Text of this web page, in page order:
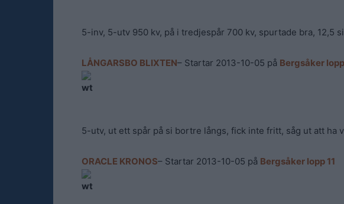
5-inv, 5-utv 950 kv, på i tredjespår 700 kv, spurtade bra, 12,5
LÅNGARSBO BLIXTEN– Startar 2013-10-05 på Bergsåker lopp
5-utv, ut ett spår på si bortre långs, fick inte fritt, såg ut att ha
ORACLE KRONOS– Startar 2013-10-05 på Bergsåker lopp 11